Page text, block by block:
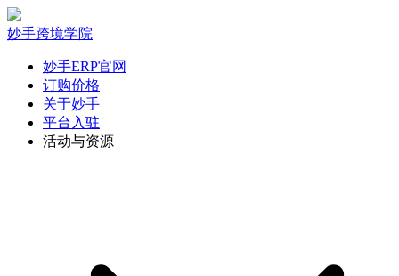
妙手跨境学院
妙手ERP官网
订购价格
关于妙手
平台入驻
活动与资源